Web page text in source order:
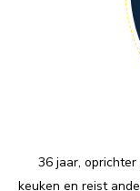
36 jaar,
keuken en reist